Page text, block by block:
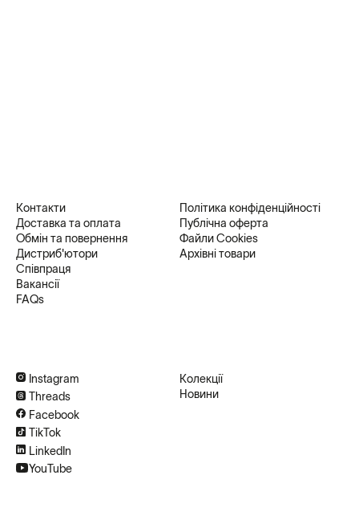
Instagram
Threads
Facebook
TikTok
LinkedIn
YouTube
Контакти
Доставка та оплата
Обмін та повернення
Дистриб'ютори
Співпраця
Вакансії
FAQs
Політика конфіденційності
Публічна оферта
Файли Cookies
Архівні товари
Колекції
Новини